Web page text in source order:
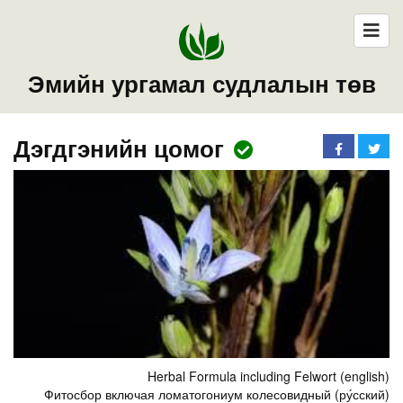
Эмийн ургамал судлалын төв
Дэгдгэнийн цомог
Herbal Formula including Felwort (english)
Фитосбор включая ломатогониум колесовидный (ру́сский)